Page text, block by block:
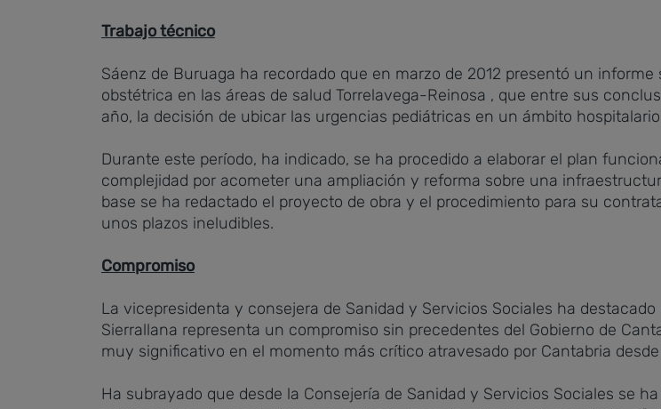
Trabajo técnico
Sáenz de Buruaga ha recordado que en marzo de 2012 presentó un
obstétrica en las áreas de salud Torrelavega-Reinosa , que entre sus
año, la decisión de ubicar las urgencias pediátricas en un ámbito
Durante este período, ha indicado, se ha procedido a elaborar el plan
complejidad por acometer una ampliación y reforma sobre una
base se ha redactado el proyecto de obra y el procedimiento para su
unos plazos ineludibles.
Compromiso
La vicepresidenta y consejera de Sanidad y Servicios Sociales ha
Sierrallana representa un compromiso sin precedentes del Gobierno de
muy significativo en el momento más crítico atravesado por Cantabria
Ha subrayado que desde la Consejería de Sanidad y Servicios Sociales se